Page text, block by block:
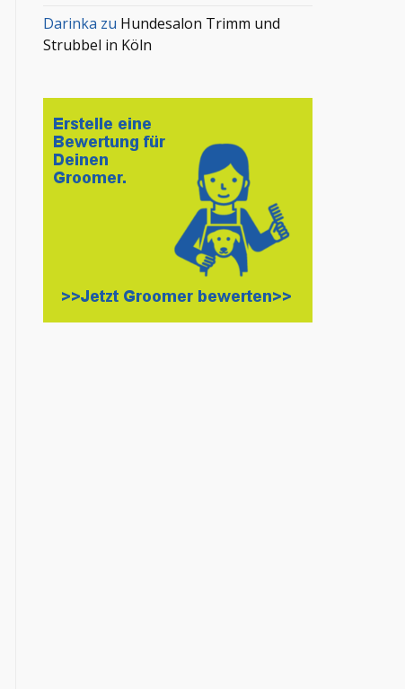
Darinka zu Hundesalon Trimm und
Strubbel in Köln